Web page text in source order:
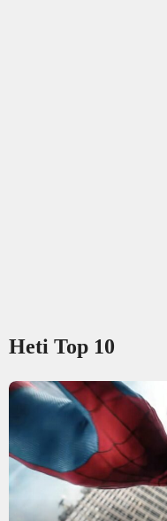
Heti Top 10